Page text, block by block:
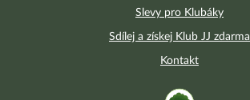
Slevy pro Klubáky
Sdílej a získej Klub JJ zdarma
Kontakt